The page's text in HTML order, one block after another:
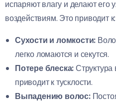
испаряют влагу и делают
воздействиям. Это приводит к:
Сухости и ломкости:
легко ломаются и секутся.
Потере блеска:Структура
приводит к тусклости.
Выпадению волос: